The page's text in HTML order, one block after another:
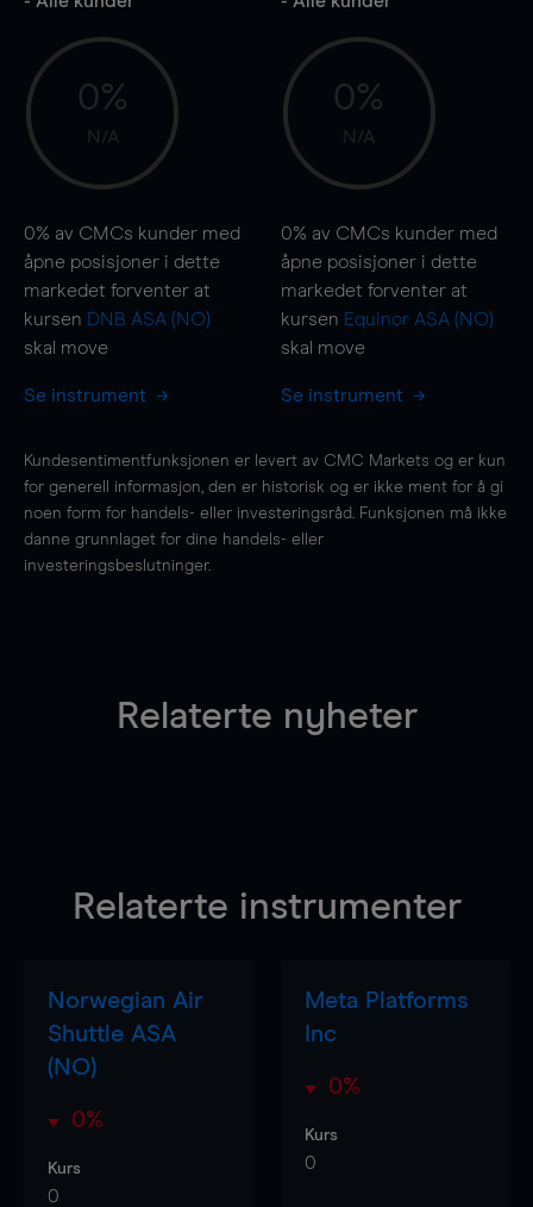
0%
N/A
0% av CMCs kunder med
åpne posisjoner i dette
markedet forventer at
kursen DNB ASA (NO)
skal move
Se instrument
0%
N/A
0% av CMCs kunder med
åpne posisjoner i dette
markedet forventer at
kursen Equinor ASA (NO)
skal move
Se instrument
Kundesentimentfunksjonen er levert av CMC Markets og er kun
for generell informasjon, den er historisk og er ikke ment for å gi
noen form for handels- eller investeringsråd. Funksjonen må ikke
danne grunnlaget for dine handels- eller
investeringsbeslutninger.
Relaterte nyheter
Relaterte instrumenter
Norwegian Air
Shuttle ASA
(NO)
0%
Kurs
0
Meta Platforms
Inc
0%
Kurs
0